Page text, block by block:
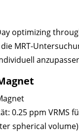
optimizing
MRT-
0.25 ppm VRMS
spherical